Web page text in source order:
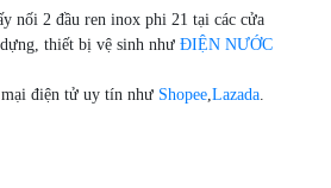
nối 2 đầu ren inox phi 21 tại các cửa
thiết bị vệ sinh như ĐIỆN NƯỚC
điện tử uy tín như Shopee,Lazada.